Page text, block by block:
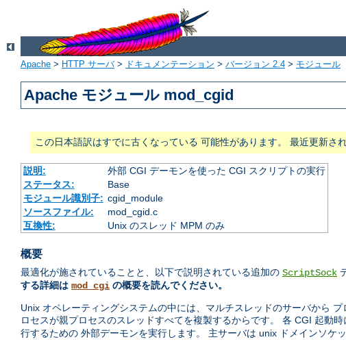
Apache > HTTP サーバ> ドキュメンテーション > バージョン 2.4 > モジュール
Apache モジュール mod_cgid
この日本語訳はすでに古くなっている 可能性があります。 最近更新さ
説明:
外部 CGI デーモンを使った CGI スクリプトの実行
ステータス:
Base
モジュール識別子: cgid_module
ソースファイル:
mod_cgid.c
互換性:
Unix のスレッド MPM のみ
概要
最適化が施されていることと、以下で説明されている追加の ScriptSock
する詳細は mod_cgi の概要を読んでください。
Unix オペレーティングシステムの中には、マルチスレッドのサーバから
ロセスが親プロセスのスレッドすべてを複製するからです。 各 CGI 起動時
行するための 外部デーモンを実行します。 主サーバは unix ドメインソケ